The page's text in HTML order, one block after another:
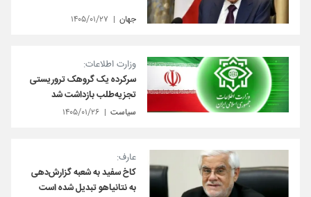
جهان ۱۴۰۵/۰۱/۲۷
وزارت اطلاعات:
سرکرده‌ یک گروهک تروریستی
تجزیه‌طلب بازداشت شد
سیاست ۱۴۰۵/۰۱/۲۶
عارف:
کاخ سفید به شعبه گزارش‌دهی
به نتانیاهو تبدیل شده است